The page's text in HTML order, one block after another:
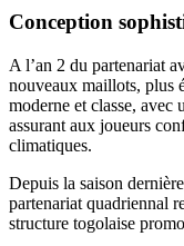
Conception
A l’an 2 du partenariat
nouveaux maillots, plus
moderne et classe, avec
assurant aux joueurs
climatiques.
Depuis la saison
partenariat quadriennal
structure togolaise